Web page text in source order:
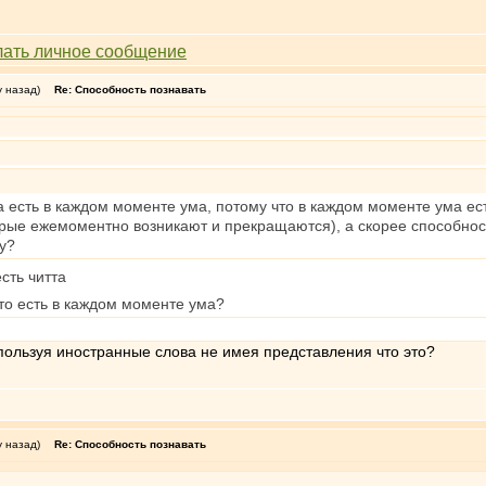
назад) Re: Способность познавать
есть в каждом моменте ума, потому что в каждом моменте ума
ежемоментно возникают и прекращаются), а скорее
читта
есть в каждом моменте ума?
иностранные слова не имея представления что это?
назад) Re: Способность познавать